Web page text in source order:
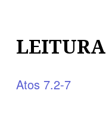
Atos 7.2-7